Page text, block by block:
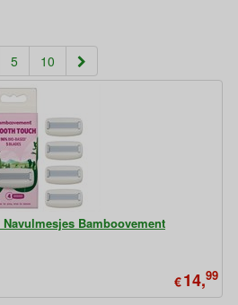
5 10
Bamboovement
€14,99